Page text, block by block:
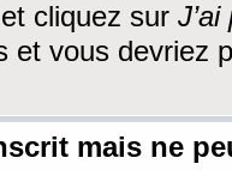
cliquez sur
et vous devriez
mais ne